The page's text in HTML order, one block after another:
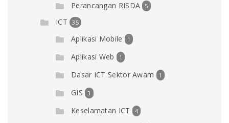
Perancangan RISDA 5
ICT 35
Aplikasi Mobile 1
Aplikasi Web 1
Dasar ICT Sektor Awam 1
GIS 3
Keselamatan ICT 4